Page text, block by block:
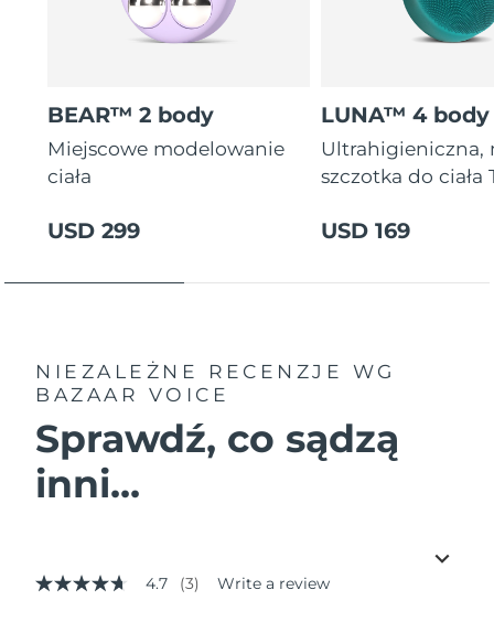
BEAR™ 2 body
Miejscowe modelowanie
ciała
USD 299
LUNA™ 4 body
Ultrahigieniczna,
szczotka do
USD 169
NIEZALEŻNE RECENZJE
WG
BAZAAR VOICE
Sprawdź, co sądzą
inni...
4.7
4.7 (3) Write a review